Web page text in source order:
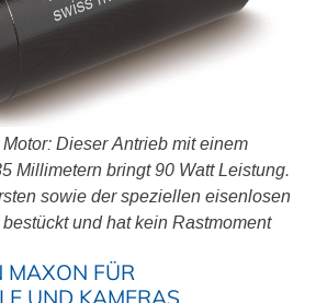
Dieser Antrieb mit einem
sowie der speziellen eisenlosen
maxon Wicklung bestückt und hat kein Rastmoment
MAXON FÜR